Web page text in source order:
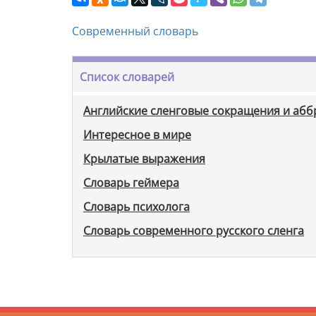
Современный словарь
Список словарей
Английские сленговые сокращения и
Интересное в мире
Крылатые выражения
Словарь геймера
Словарь психолога
Словарь современного русского сленга